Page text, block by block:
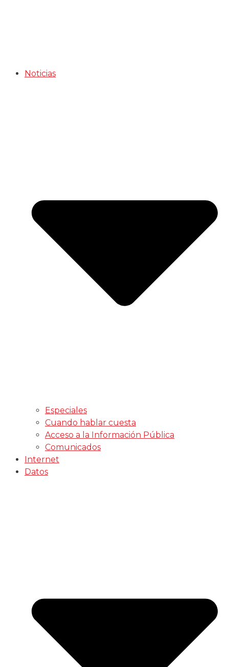
Noticias
Especiales
Cuando hablar cuesta
Acceso a la Información Pública
Comunicados
Internet
Datos